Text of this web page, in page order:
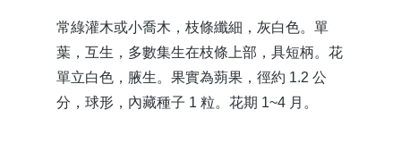
常綠灌木或小喬木，枝條纖細，灰白色。單
葉，互生，多數集生在枝條上部，具短柄。花
單立白色，腋生。果實為蒴果，徑約 1.2 公
分，球形，內藏種子 1 粒。花期 1~4 月。